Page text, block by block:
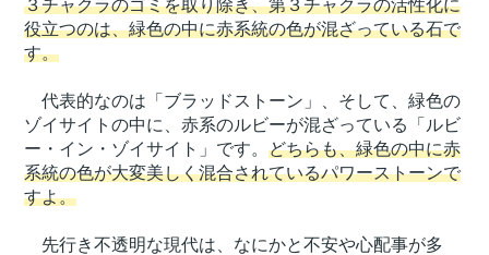
３チャクラのゴミを取り除き、第３チャクラの活性化に
役立つのは、緑色の中に赤系統の色が混ざっている石で
す。
代表的なのは「ブラッドストーン」、そして、緑色の
ゾイサイトの中に、赤系のルビーが混ざっている「ルビ
ー・イン・ゾイサイト」です。どちらも、緑色の中に赤
系統の色が大変美しく混合されているパワーストーンで
すよ。
先行き不透明な現代は、なにかと不安や心配事が多